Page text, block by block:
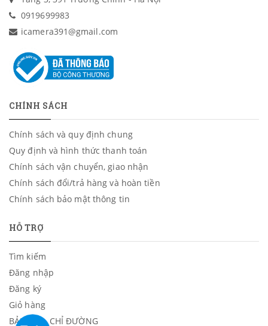
0919699983
icamera391@gmail.com
CHÍNH SÁCH
Chính sách và quy định chung
Quy định và hình thức thanh toán
Chính sách vận chuyển, giao nhận
Chính sách đổi/trả hàng và hoàn tiền
Chính sách bảo mật thông tin
HỖ TRỢ
Tìm kiếm
Đăng nhập
Đăng ký
Giỏ hàng
BẢN ĐỒ - CHỈ ĐƯỜNG